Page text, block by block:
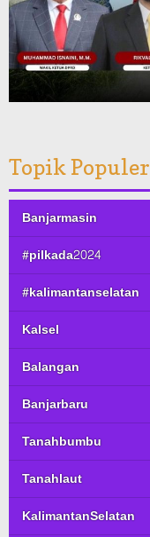
Topik Populer
Banjarmasin
#pilkada2024
#kalimantanselatan
Kalsel
Balangan
Banjarbaru
Tanahbumbu
Tanahlaut
KalimantanSelatan